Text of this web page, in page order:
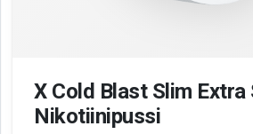
X Cold Blast Slim Extra
Nikotiinipussi